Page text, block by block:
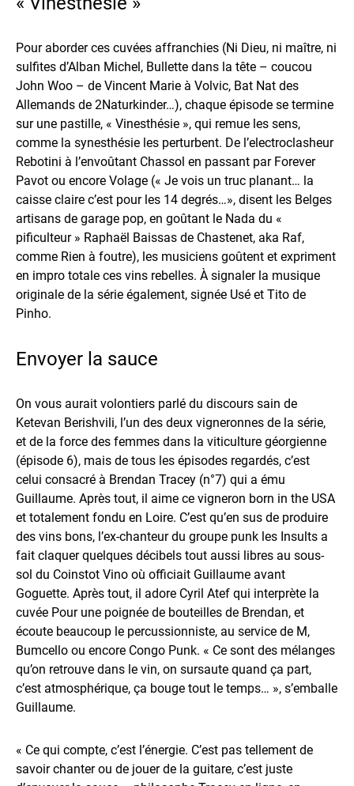
Pour aborder ces cuvées affranchies (Ni Dieu, ni maître, ni
sulfites d’Alban Michel, Bullette dans la tête – coucou
John Woo – de Vincent Marie à Volvic, Bat Nat des
Allemands de 2Naturkinder…), chaque épisode se termine
sur une pastille, « Vinesthésie », qui remue les sens,
comme la synesthésie les perturbent. De l’electroclasheur
Rebotini à l’envoûtant Chassol en passant par Forever
Pavot ou encore Volage (« Je vois un truc planant… la
caisse claire c’est pour les 14 degrés…», disent les Belges
artisans de garage pop, en goûtant le Nada du «
pificulteur » Raphaël Baissas de Chastenet, aka Raf,
comme Rien à foutre), les musiciens goûtent et expriment
en impro totale ces vins rebelles. À signaler la musique
originale de la série également, signée Usé et Tito de
Pinho.
Envoyer la sauce
On vous aurait volontiers parlé du discours sain de
Ketevan Berishvili, l’un des deux vigneronnes de la série,
et de la force des femmes dans la viticulture géorgienne
(épisode 6), mais de tous les épisodes regardés, c’est
celui consacré à Brendan Tracey (n°7) qui a ému
Guillaume. Après tout, il aime ce vigneron born in the USA
et totalement fondu en Loire. C’est qu’en sus de produire
des vins bons, l’ex-chanteur du groupe punk les Insults a
fait claquer quelques décibels tout aussi libres au sous-
sol du Coinstot Vino où officiait Guillaume avant
Goguette. Après tout, il adore Cyril Atef qui interprète la
cuvée Pour une poignée de bouteilles de Brendan, et
écoute beaucoup le percussionniste, au service de M,
Bumcello ou encore Congo Punk. « Ce sont des mélanges
qu’on retrouve dans le vin, on sursaute quand ça part,
c’est atmosphérique, ça bouge tout le temps… », s’emballe
Guillaume.
« Ce qui compte, c’est l’énergie. C’est pas tellement de
savoir chanter ou de jouer de la guitare, c’est juste